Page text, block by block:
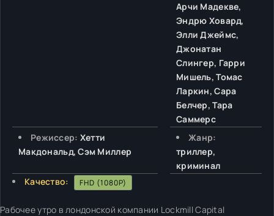
Арчи Мадекве,
Эндрю Ховард,
Элли Джеймс,
Джонатан
Слингер, Гарри
Мишель, Томас
Ларкин, Сара
Белчер, Тара
Саммерс
Режиссер: Хетти
Макдональд, Сэм Миллер
Жанр:
триллер,
криминал
Качество:
FHD (1080P)
Рабочее утро в лондонской компании Lockmill Capital